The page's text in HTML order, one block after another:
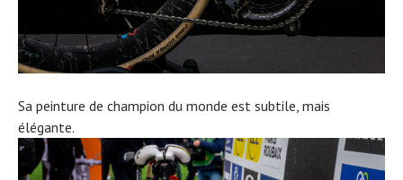
Sa peinture de champion du monde est subtile, mais
élégante.